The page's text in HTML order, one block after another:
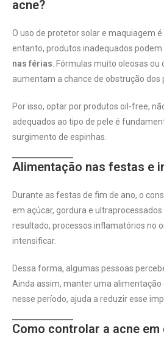
acne?
O uso de protetor solar e maquiagem é
entanto, produtos inadequados podem
nas férias. Fórmulas muito oleosas ou
aumentam a chance de obstrução dos
Por isso, optar por produtos oil-free,
adequados ao tipo de pele é
surgimento de espinhas.
Alimentação nas festas e
Durante as festas de fim de ano, o
em açúcar, gordura e
resultado, processos inflamatórios no
intensificar.
Dessa forma, algumas pessoas
Ainda assim, manter uma alimentação
nesse período, ajuda a reduzir esse
Como controlar a acne em